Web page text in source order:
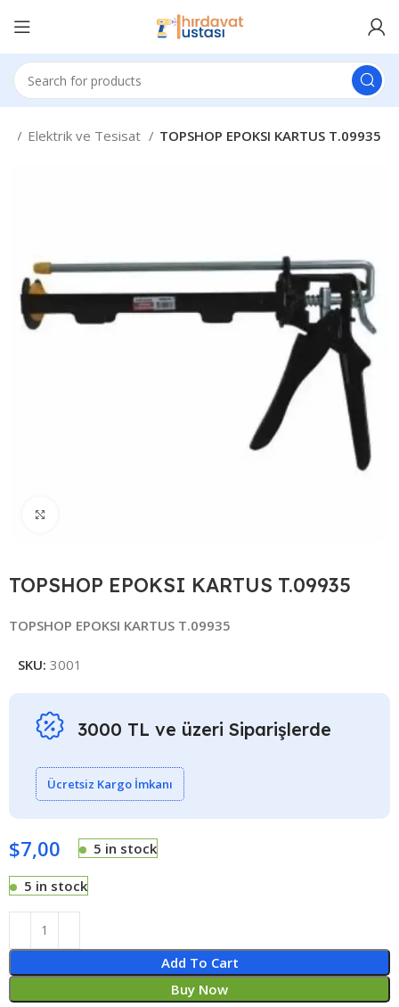
Elektrik ve Tesisat TOPSHOP EPOKSI KARTUS T.09935
TOPSHOP EPOKSI KARTUS T.09935
TOPSHOP EPOKSI KARTUS T.09935
SKU:3001
3000 TL ve üzeri Siparişlerde
Ücretsiz Kargo İmkanı
$7,00 5 in stock
5 in stock
Add To Cart
Buy Now